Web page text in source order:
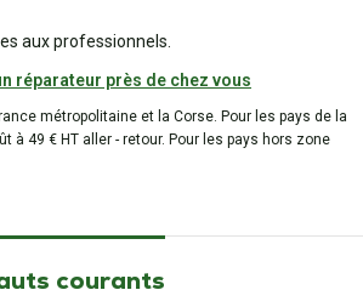
aux professionnels.
réparateur près de chez vous
métropolitaine et la Corse. Pour les pays de la
à 49 € HT aller - retour. Pour les pays hors zone
courants